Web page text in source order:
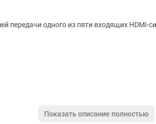
передачи одного из пяти входящих
Показать описание полностью